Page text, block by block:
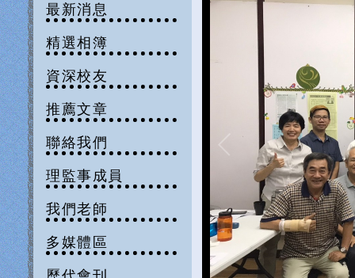
最新消息
精選相簿
資深校友
推薦文章
聯絡我們
理監事成員
我們老師
多媒體區